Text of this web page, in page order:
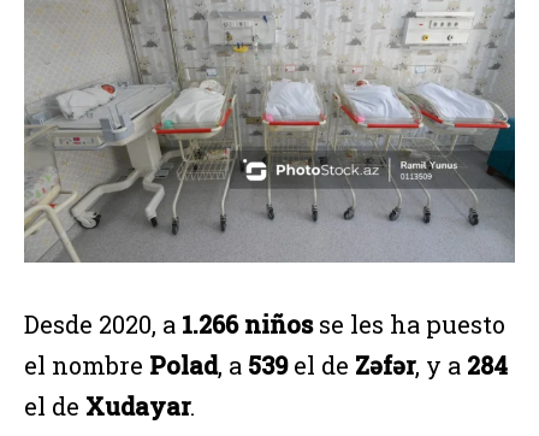
Desde 2020, a 1.266 niñosse les ha puesto
el nombre Polad, a 539el de Zəfər, y a 284
el de Xudayar.